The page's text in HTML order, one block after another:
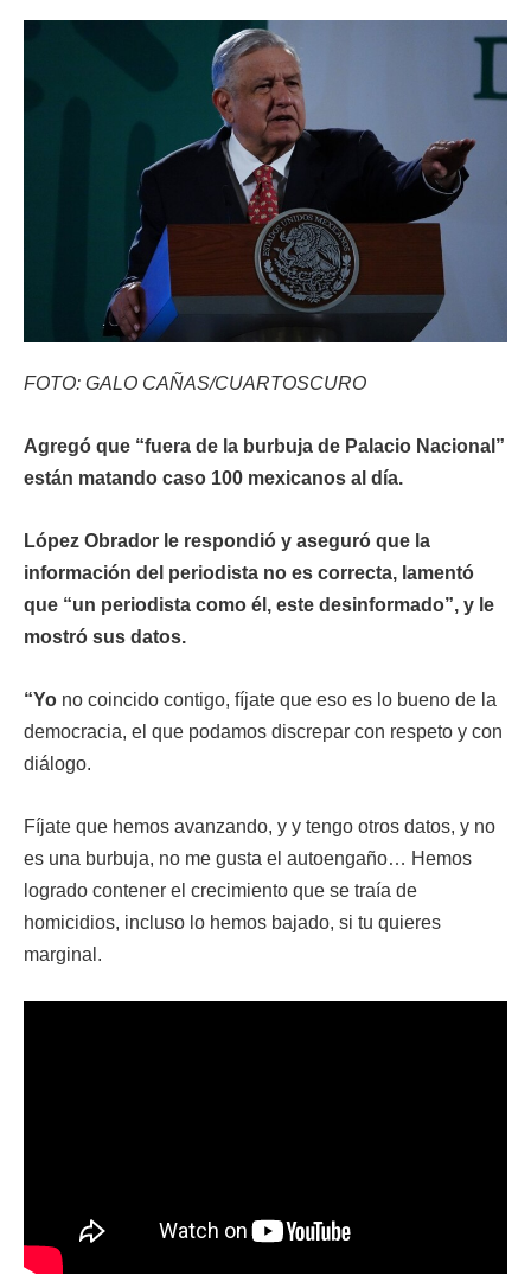
FOTO: GALO CAÑAS/CUARTOSCURO
Agregó que “fuera de la burbuja de Palacio Nacional”
están matando caso 100 mexicanos al día.
López Obrador le respondió y aseguró que la
información del periodista no es correcta, lamentó
que “un periodista como él, este desinformado”, y le
mostró sus datos.
“Yo no coincido contigo, fíjate que eso es lo bueno de la
democracia, el que podamos discrepar con respeto y con
diálogo.
Fíjate que hemos avanzando, y y tengo otros datos, y no
es una burbuja, no me gusta el autoengaño… Hemos
logrado contener el crecimiento que se traía de
homicidios, incluso lo hemos bajado, si tu quieres
marginal.